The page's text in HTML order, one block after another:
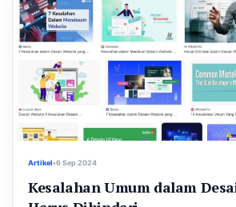
Artikel•6 Sep 2024
Kesalahan Umum dalam